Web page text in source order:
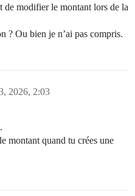
de modifier le montant lors de la
? Ou bien je n’ai pas compris.
2026, 2:03
montant quand tu crées une